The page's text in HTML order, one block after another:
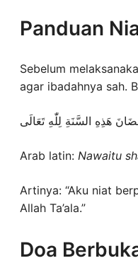
Panduan
Sebelum
agar ibadahnya sah.
هَذِهِ السَّنَةِ لِلّٰهِ تَعَالَى
Arab latin: Nawaitu
Artinya: “Aku niat
Allah Ta’ala.”
Doa